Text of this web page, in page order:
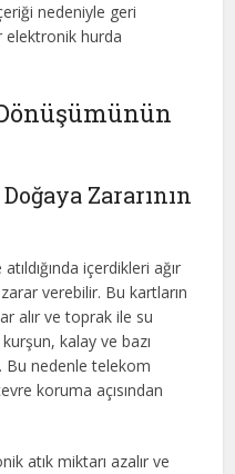
nedeniyle geri
elektronik hurda
Zararının
içerdikleri ağır
verebilir. Bu kartların
alır ve toprak ile su
kalay ve bazı
Bu nedenle telekom
koruma açısından
atık miktarı azalır ve